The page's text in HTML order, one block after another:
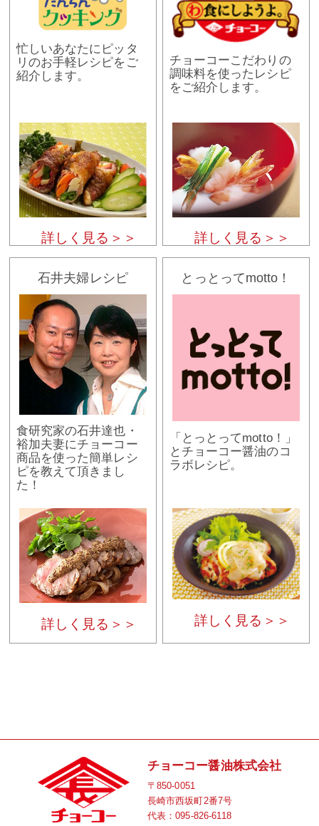
忙しいあなたにピッタ
リのお手軽レシピをご
紹介します。
詳しく見る＞＞
チョーコーこだわりの
調味料を使ったレシピ
をご紹介します。
詳しく見る＞＞
石井夫婦レシピ
食研究家の石井達也・
裕加夫妻にチョーコー
商品を使った簡単レシ
ピを教えて頂きまし
た！
詳しく見る＞＞
とっとってmotto！
「とっとってmotto！」
とチョーコー醤油のコ
ラボレシピ。
詳しく見る＞＞
チョーコー醤油株式会社
〒850-0051
長崎市西坂町2番7号
代表：095-826-6118